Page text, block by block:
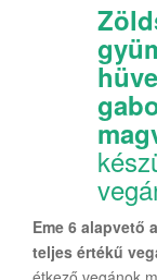
Eme 6 alapvető
teljes értékű